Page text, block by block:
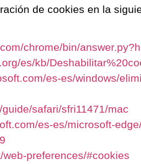
de cookies en la
chrome/bin/
es/kb/
es-es/windows/
safari/sfri11471/mac
es-es/microsoft-
preferences/#cookies